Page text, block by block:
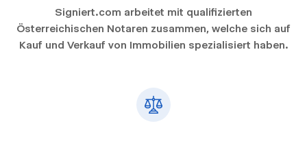
Signiert.com arbeitet mit qualifizierten
Österreichischen Notaren zusammen, welche sich auf
Kauf und Verkauf von Immobilien spezialisiert haben.